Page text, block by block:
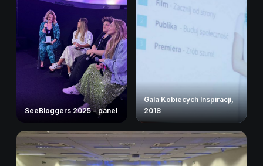
SeeBloggers 2025 – panel
Gala Kobiecych Inspiracji,
2018